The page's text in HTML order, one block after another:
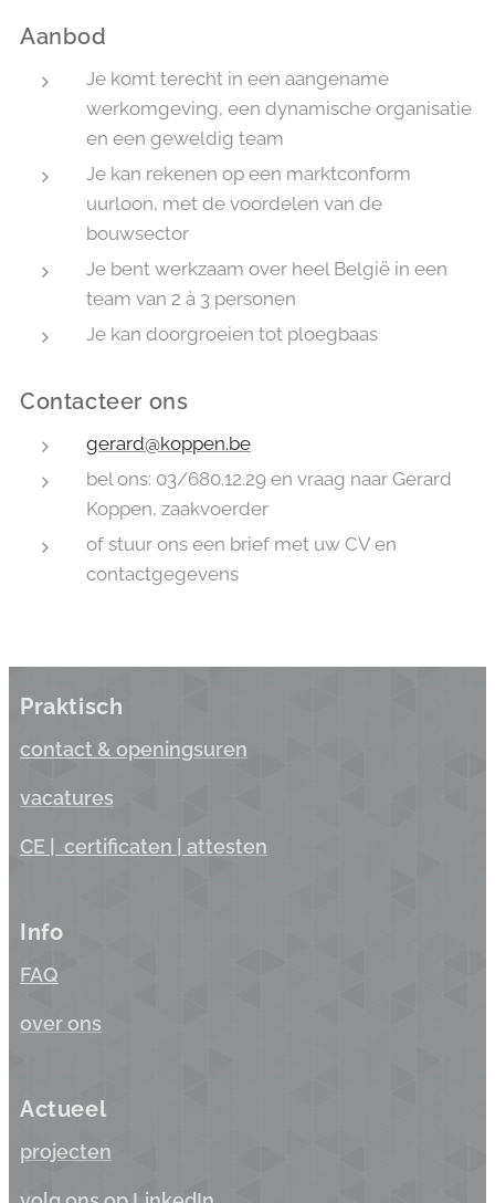
Aanbod
Je komt terecht in een aangename
werkomgeving, een dynamische organisatie
en een geweldig team
Je kan rekenen op een marktconform
uurloon, met de voordelen van de
bouwsector
Je bent werkzaam over heel België in een
team van 2 à 3 personen
Je kan doorgroeien tot ploegbaas
Contacteer ons
gerard@koppen.be
bel ons: 03/680.12.29 en vraag naar Gerard
Koppen, zaakvoerder
of stuur ons een brief met uw CV en
contactgegevens
Praktisch
contact & openingsuren
vacatures
CE | certificaten | attesten
Info
FAQ
over ons
Actueel
projecten